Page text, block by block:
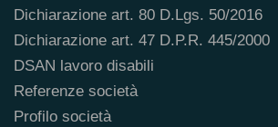
Dichiarazione art. 80 D.Lgs. 50/2016
Dichiarazione art. 47 D.P.R. 445/2000
DSAN lavoro disabili
Referenze società
Profilo società